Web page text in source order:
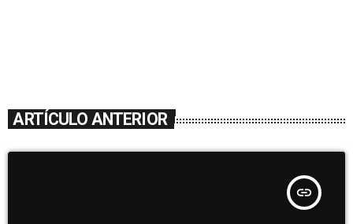
ARTÍCULO ANTERIOR
insert_link